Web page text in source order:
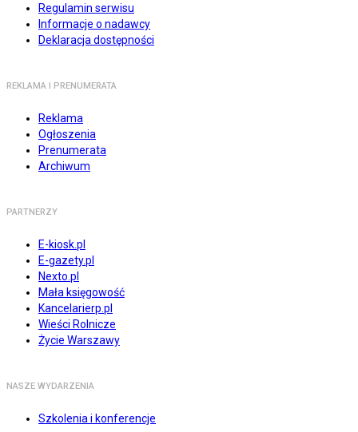
Regulamin serwisu
Informacje o nadawcy
Deklaracja dostępności
REKLAMA I PRENUMERATA
Reklama
Ogłoszenia
Prenumerata
Archiwum
PARTNERZY
E-kiosk.pl
E-gazety.pl
Nexto.pl
Mała księgowość
Kancelarierp.pl
Wieści Rolnicze
Życie Warszawy
NASZE WYDARZENIA
Szkolenia i konferencje